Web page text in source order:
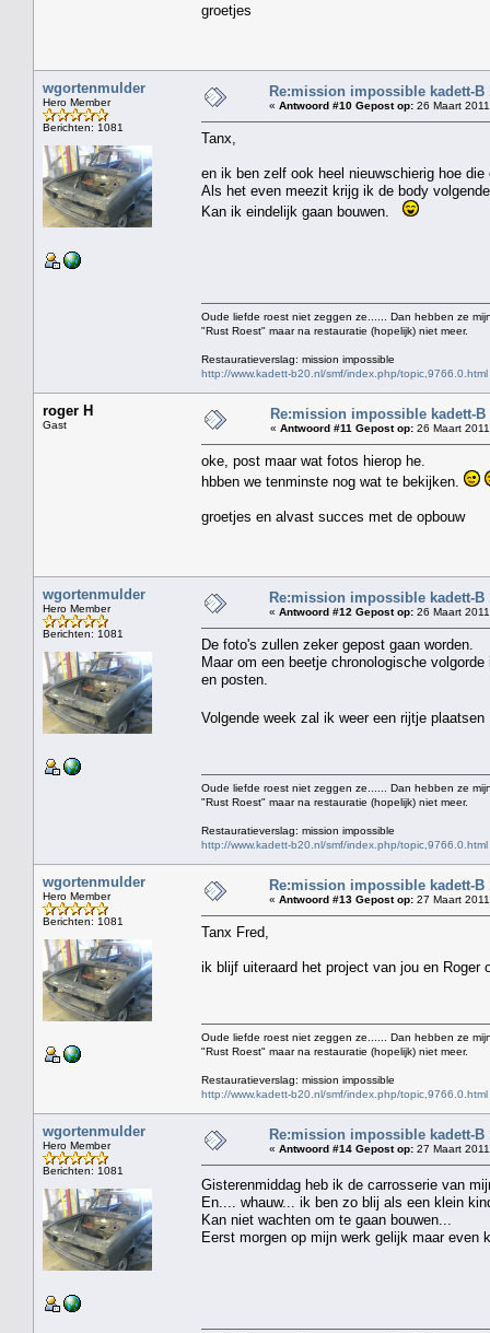
groetjes
wgortenmulder
Hero Member
Berichten: 1081
Re:mission impossible kadett-B
« Antwoord #10 Gepost op: 26 Maart
Tanx,
en ik ben zelf ook heel nieuwschierig hoe
Als het even meezit krijg ik de body
Kan ik eindelijk gaan bouwen.
Oude liefde roest niet zeggen ze...... Dan hebben ze
"Rust Roest" maar na restauratie (hopelijk) niet meer.
Restauratieverslag: mission impossible
http://www.kadett-b20.nl/smf/index.php/topic,9766.0.html
roger H
Gast
Re:mission impossible kadett-B
« Antwoord #11 Gepost op: 26 Maart
oke, post maar wat fotos hierop he.
hbben we tenminste nog wat te bekijken.
groetjes en alvast succes met de opbouw
wgortenmulder
Hero Member
Berichten: 1081
Re:mission impossible kadett-B
« Antwoord #12 Gepost op: 26 Maart
De foto's zullen zeker gepost gaan worden.
Maar om een beetje chronologische
en posten.
Volgende week zal ik weer een rijtje
Oude liefde roest niet zeggen ze...... Dan hebben ze
"Rust Roest" maar na restauratie (hopelijk) niet meer.
Restauratieverslag: mission impossible
http://www.kadett-b20.nl/smf/index.php/topic,9766.0.html
wgortenmulder
Hero Member
Berichten: 1081
Re:mission impossible kadett-B
« Antwoord #13 Gepost op: 27 Maart
Tanx Fred,
ik blijf uiteraard het project van jou en Roger
Oude liefde roest niet zeggen ze...... Dan hebben ze
"Rust Roest" maar na restauratie (hopelijk) niet meer.
Restauratieverslag: mission impossible
http://www.kadett-b20.nl/smf/index.php/topic,9766.0.html
wgortenmulder
Hero Member
Berichten: 1081
Re:mission impossible kadett-B
« Antwoord #14 Gepost op: 27 Maart
Gisterenmiddag heb ik de carrosserie van
En.... whauw... ik ben zo blij als een klein
Kan niet wachten om te gaan bouwen...
Eerst morgen op mijn werk gelijk maar